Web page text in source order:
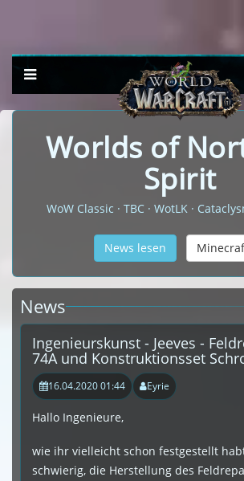
Worlds of
Spirit
WoW Classic · TBC · WotLK ·
News lesen
News
Ingenieurskunst - Jeeves -
74A und Konstruktionsset
16.04.2020 01:44 Eyrie
Hallo Ingenieure,
wie ihr vielleicht schon festgestellt
schwierig, die Herstellung des